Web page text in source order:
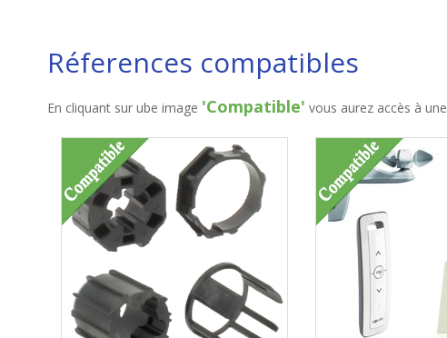
Réferences compatibles
En cliquant sur ube image 'Compatible' vous aurez accès à